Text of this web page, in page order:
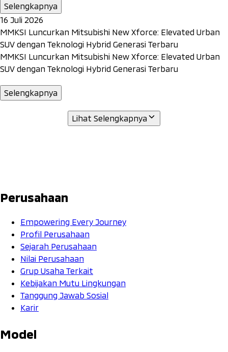
Selengkapnya
16 Juli 2026
MMKSI Luncurkan Mitsubishi New Xforce: Elevated Urban
SUV dengan Teknologi Hybrid Generasi Terbaru
MMKSI Luncurkan Mitsubishi New Xforce: Elevated Urban
SUV dengan Teknologi Hybrid Generasi Terbaru
Selengkapnya
Lihat Selengkapnya
Perusahaan
Empowering Every Journey
Profil Perusahaan
Sejarah Perusahaan
Nilai Perusahaan
Grup Usaha Terkait
Kebijakan Mutu Lingkungan
Tanggung Jawab Sosial
Karir
Model